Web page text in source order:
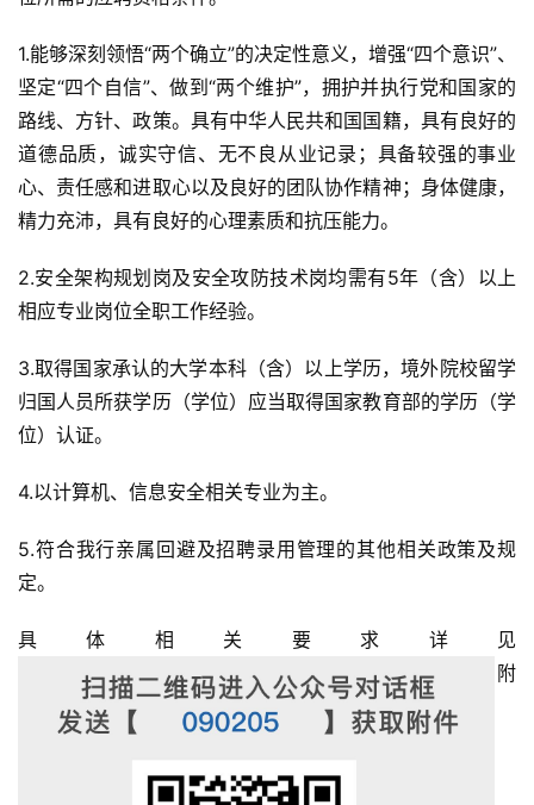
1.能够深刻领悟“两个确立”的决定性意义，增强“四个意识”、
坚定“四个自信”、做到“两个维护”，拥护并执行党和国家的
路线、方针、政策。具有中华人民共和国国籍，具有良好的
道德品质，诚实守信、无不良从业记录；具备较强的事业
心、责任感和进取心以及良好的团队协作精神；身体健康，
精力充沛，具有良好的心理素质和抗压能力。
2.安全架构规划岗及安全攻防技术岗均需有5年（含）以上
相应专业岗位全职工作经验。
3.取得国家承认的大学本科（含）以上学历，境外院校留学
归国人员所获学历（学位）应当取得国家教育部的学历（学
位）认证。
4.以计算机、信息安全相关专业为主。
5.符合我行亲属回避及招聘录用管理的其他相关政策及规
定。
具体相关要求详见
附